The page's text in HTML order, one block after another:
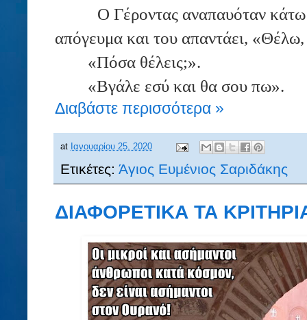
Ο Γέροντας αναπαυόταν
απόγευμα και του απαντάει,
«Πόσα θέλεις;».
«Βγάλε εσύ και θα σου πω».
Διαβάστε περισσότερα »
at Ιανουαρίου 25, 2020
Ετικέτες: Άγιος Ευμένιος Σαριδάκης
ΔΙΑΦΟΡΕΤΙΚΑ ΤΑ